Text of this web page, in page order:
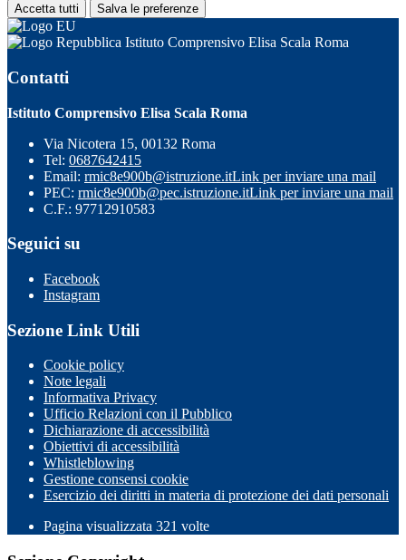
Accetta tutti Salva le preferenze
Istituto Comprensivo Elisa Scala Roma
Contatti
Istituto Comprensivo Elisa Scala Roma
Via Nicotera 15, 00132 Roma
Tel: 0687642415
Email: rmic8e900b@istruzione.itLink per inviare una mail
PEC: rmic8e900b@pec.istruzione.itLink per inviare una mail
C.F.: 97712910583
Seguici su
Facebook
Instagram
Sezione Link Utili
Cookie policy
Note legali
Informativa Privacy
Ufficio Relazioni con il Pubblico
Dichiarazione di accessibilità
Obiettivi di accessibilità
Whistleblowing
Gestione consensi cookie
Esercizio dei diritti in materia di protezione dei dati personali
Pagina visualizzata 321 volte